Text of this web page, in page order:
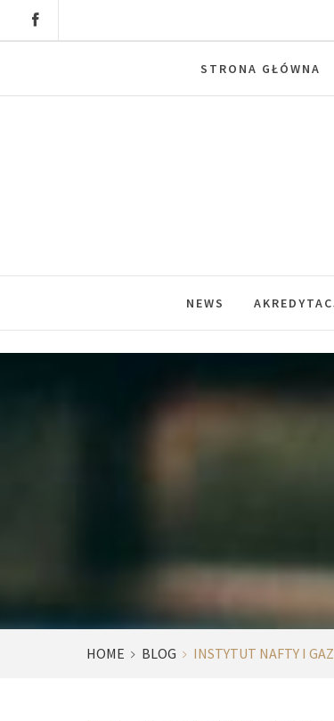
STRONA GŁÓWNA
NEWS
HOME BLOG INSTYTUT NAFTY I